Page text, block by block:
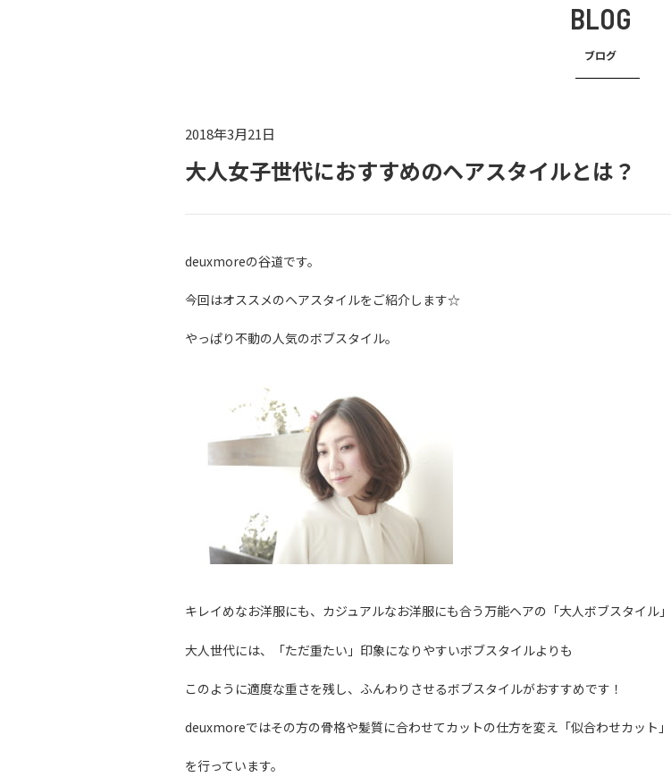
BLOG
ブログ
2018年3月21日
大人女子世代におすすめのヘアスタイルとは？
deuxmoreの谷道です。
今回はオススメのヘアスタイルをご紹介します☆
やっぱり不動の人気のボブスタイル。
キレイめなお洋服にも、カジュアルなお洋服にも合う万能ヘアの「大人ボブスタイル」
大人世代には、「ただ重たい」印象になりやすいボブスタイルよりも
このように適度な重さを残し、ふんわりさせるボブスタイルがおすすめです！
deuxmoreではその方の骨格や髪質に合わせてカットの仕方を変え「似合わせカット」
を行っています。